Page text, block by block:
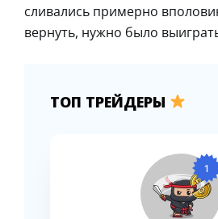
сливались примерно
вернуть, нужно было
ТОП ТРЕЙДЕРЫ
1